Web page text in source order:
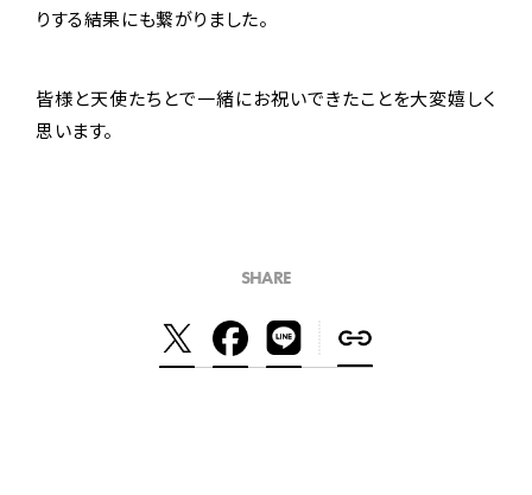
りする結果にも繋がりました。
皆様と天使たちとで一緒にお祝いできたことを大変嬉しく
思います。
SHARE